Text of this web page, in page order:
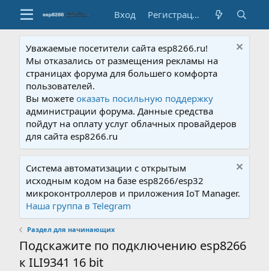
Вход Регистрация
Уважаемые посетители сайта esp8266.ru!
Мы отказались от размещения рекламы на
страницах форума для большего комфорта
пользователей.
Вы можетеоказать посильную поддержку
администрации форума. Данные средства
пойдут на оплату услуг облачных провайдеров
для сайта esp8266.ru
Система автоматизации с открытым
исходным кодом на базе esp8266/esp32
микроконтроллеров и приложения IoT Manager.
Наша группа в Telegram
Раздел для начинающих
Подскажите по подключению esp8266
к ILI9341 16 bit